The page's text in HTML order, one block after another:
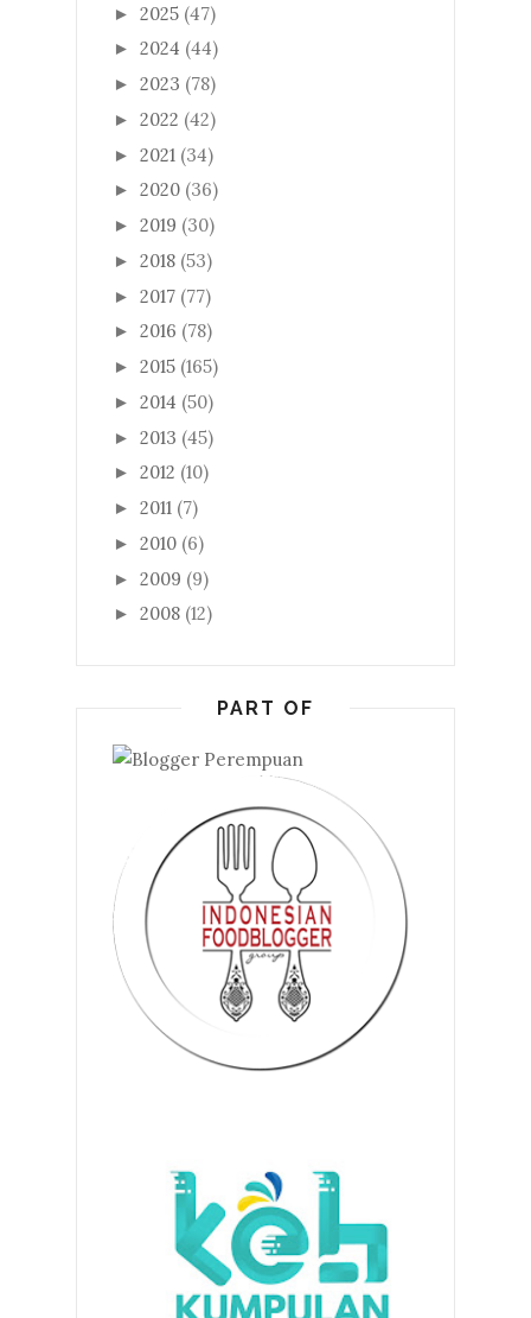
► 2025 (47)
► 2024 (44)
► 2023 (78)
► 2022 (42)
► 2021 (34)
► 2020 (36)
► 2019 (30)
► 2018 (53)
► 2017 (77)
► 2016 (78)
► 2015 (165)
► 2014 (50)
► 2013 (45)
► 2012 (10)
► 2011 (7)
► 2010 (6)
► 2009 (9)
► 2008 (12)
PART OF